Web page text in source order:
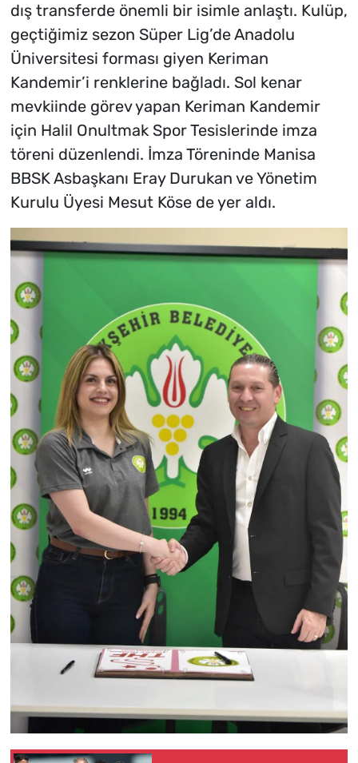
dış transferde önemli bir isimle anlaştı. Kulüp,
geçtiğimiz sezon Süper Lig’de Anadolu
Üniversitesi forması giyen Keriman
Kandemir’i renklerine bağladı. Sol kenar
mevkiinde görev yapan Keriman Kandemir
için Halil Onultmak Spor Tesislerinde imza
töreni düzenlendi. İmza Töreninde Manisa
BBSK Asbaşkanı Eray Durukan ve Yönetim
Kurulu Üyesi Mesut Köse de yer aldı.